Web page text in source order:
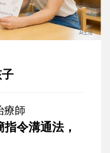
療師
令溝通法，